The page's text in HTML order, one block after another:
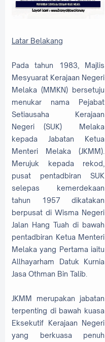
Latar Belakang
Pada tahun 1983, Majlis
Mesyuarat Kerajaan Negeri
Melaka (MMKN) bersetuju
menukar nama Pejabat
Setiausaha Kerajaan
Negeri (SUK) Melaka
kepada Jabatan Ketua
Menteri Melaka (JKMM).
Merujuk kepada rekod,
pusat pentadbiran SUK
selepas kemerdekaan
tahun 1957 dikatakan
berpusat di Wisma Negeri
Jalan Hang Tuah di bawah
pentadbiran Ketua Menteri
Melaka yang Pertama iaitu
Allhayarham Datuk Kurnia
Jasa Othman Bin Talib.
JKMM merupakan jabatan
terpenting di bawah kuasa
Eksekutif Kerajaan Negeri
yang berkuasa penuh